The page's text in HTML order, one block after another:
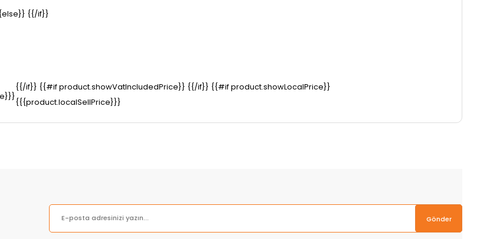
{{/if}}
{{/if}} {{#if product.showVatIncludedPrice}} {{/if}} {{#if product.showLocalPrice}}
{{{product.localSellPrice}}}
Gönder